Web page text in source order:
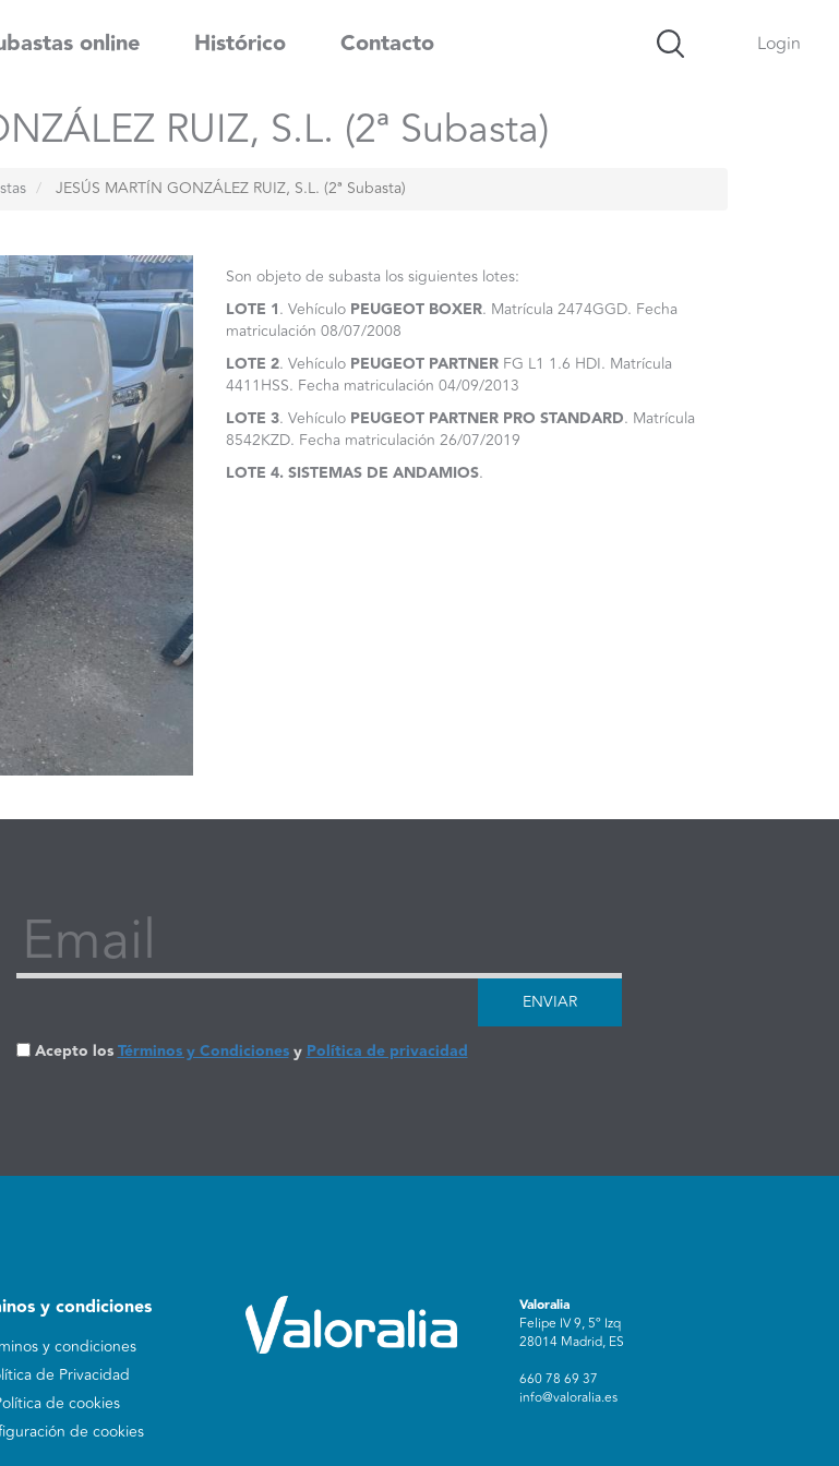
online Histórico Contacto Login
RUIZ, S.L. (2ª Subasta)
JESÚS MARTÍN GONZÁLEZ RUIZ, S.L. (2ª Subasta)
Son objeto de subasta los siguientes lotes:
LOTE 1. Vehículo PEUGEOT BOXER. Matrícula 2474GGD. Fecha
matriculación 08/07/2008
LOTE 2. Vehículo PEUGEOT PARTNER FG L1 1.6 HDI. Matrícula
4411HSS. Fecha matriculación 04/09/2013
LOTE 3. Vehículo PEUGEOT PARTNER PRO STANDARD. Matrícula
8542KZD. Fecha matriculación 26/07/2019
LOTE 4. SISTEMAS DE ANDAMIOS.
Email
ENVIAR
Acepto losTérminos y CondicionesyPolítica de privacidad
y condiciones
y condiciones
de Privacidad
de cookies
de cookies
Valoralia
Felipe IV 9, 5º Izq
28014 Madrid, ES
660 78 69 37
info@valoralia.es